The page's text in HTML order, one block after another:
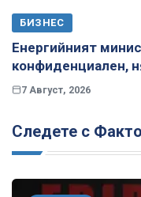
БИЗНЕС
Енергийният
конфиденциален,
7 Август, 2026
Следете с